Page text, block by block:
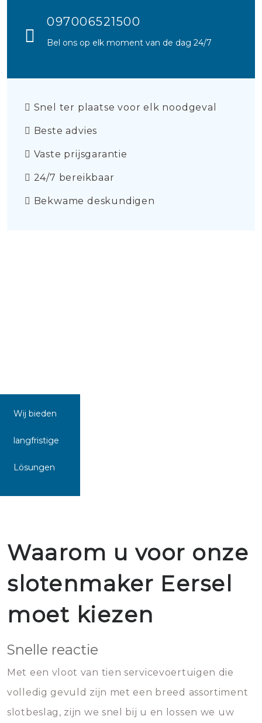
097006521500
Bel ons op elk moment van de dag 24/7
Snel ter plaatse voor elk noodgeval
Beste advies
Vaste prijsgarantie
24/7 bereikbaar
Bekwame deskundigen
Wij bieden
langfristige
Lösungen
Waarom u voor onze
slotenmaker Eersel
moet kiezen
Snelle reactie
Met een vloot van tien servicevoertuigen die
volledig gevuld zijn met een breed assortiment
slotbeslag, zijn we snel bij u en lossen we uw